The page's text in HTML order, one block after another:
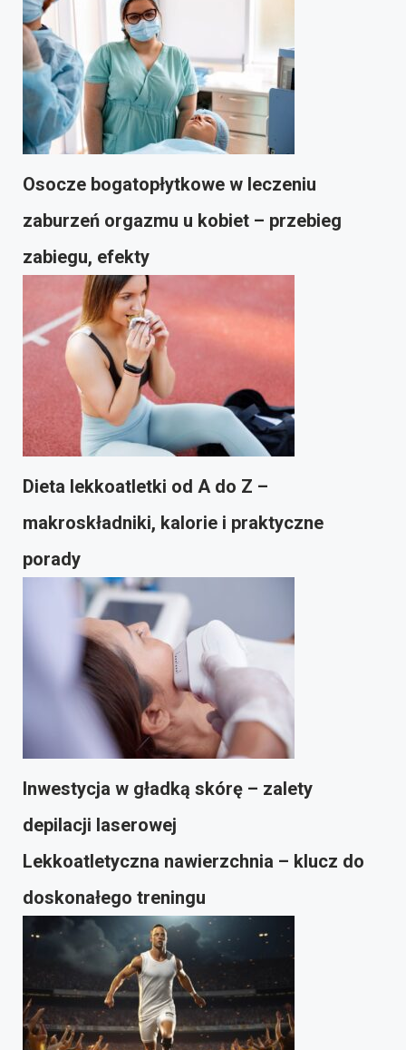
Osocze bogatopłytkowe w leczeniu
zaburzeń orgazmu u kobiet – przebieg
zabiegu, efekty
Dieta lekkoatletki od A do Z –
makroskładniki, kalorie i praktyczne
porady
Inwestycja w gładką skórę – zalety
depilacji laserowej
Lekkoatletyczna nawierzchnia – klucz do
doskonałego treningu